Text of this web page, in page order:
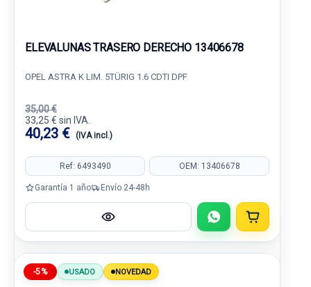
ELEVALUNAS TRASERO DERECHO 13406678
OPEL ASTRA K LIM. 5TÜRIG 1.6 CDTI DPF
35,00 €
33,25 € sin IVA.
40,23 € (IVA incl.)
Ref: 6493490 OEM: 13406678
Garantía 1 año Envío 24-48h
-5% USADO NOVEDAD